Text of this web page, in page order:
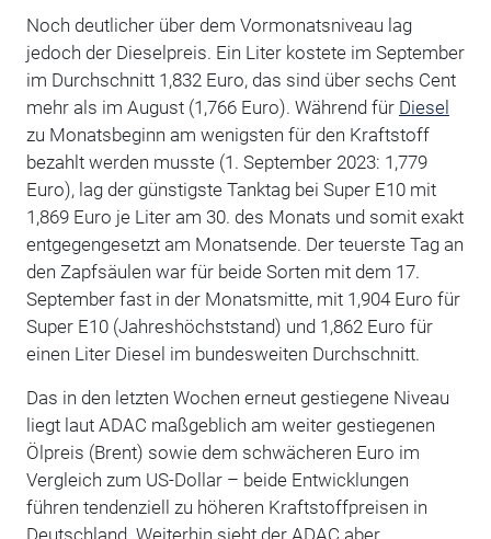
Noch deutlicher über dem Vormonatsniveau lag
jedoch der Dieselpreis. Ein Liter kostete im September
im Durchschnitt 1,832 Euro, das sind über sechs Cent
mehr als im August (1,766 Euro). Während für Diesel
zu Monatsbeginn am wenigsten für den Kraftstoff
bezahlt werden musste (1. September 2023: 1,779
Euro), lag der günstigste Tanktag bei Super E10 mit
1,869 Euro je Liter am 30. des Monats und somit exakt
entgegengesetzt am Monatsende. Der teuerste Tag an
den Zapfsäulen war für beide Sorten mit dem 17.
September fast in der Monatsmitte, mit 1,904 Euro für
Super E10 (Jahreshöchststand) und 1,862 Euro für
einen Liter Diesel im bundesweiten Durchschnitt.
Das in den letzten Wochen erneut gestiegene Niveau
liegt laut ADAC maßgeblich am weiter gestiegenen
Ölpreis (Brent) sowie dem schwächeren Euro im
Vergleich zum US-Dollar – beide Entwicklungen
führen tendenziell zu höheren Kraftstoffpreisen in
Deutschland. Weiterhin sieht der ADAC aber